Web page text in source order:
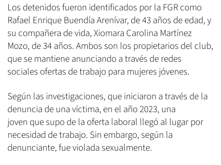
Los detenidos fueron identificados por la FGR como
Rafael Enrique Buendía Arenívar, de 43 años de edad, y
su compañera de vida, Xiomara Carolina Martínez
Mozo, de 34 años. Ambos son los propietarios del club,
que se mantiene anunciando a través de redes
sociales ofertas de trabajo para mujeres jóvenes.
Según las investigaciones, que iniciaron a través de la
denuncia de una víctima, en el año 2023, una
joven que supo de la oferta laboral llegó al lugar por
necesidad de trabajo. Sin embargo, según la
denunciante, fue violada sexualmente.